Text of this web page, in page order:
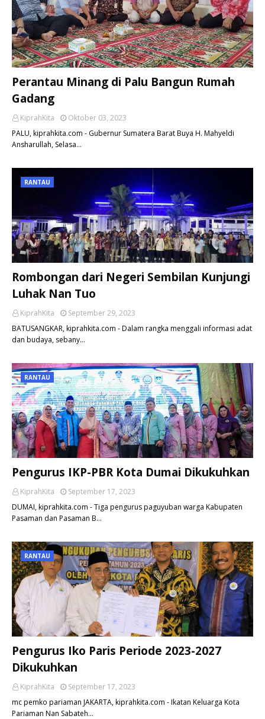
Perantau Minang di Palu Bangun Rumah
Gadang
KiprahKita
Oktober 03, 2023
PALU, kiprahkita.com - Gubernur Sumatera Barat Buya H. Mahyeldi
Ansharullah, Selasa…
RANTAU
Rombongan dari Negeri Sembilan Kunjungi
Luhak Nan Tuo
KiprahKita
September 29, 2023
BATUSANGKAR, kiprahkita.com - Dalam rangka menggali informasi adat
dan budaya, sebany…
RANTAU
Pengurus IKP-PBR Kota Dumai Dikukuhkan
KiprahKita
September 17, 2023
DUMAI, kiprahkita.com - Tiga pengurus paguyuban warga Kabupaten
Pasaman dan Pasaman B…
RANTAU
Pengurus Iko Paris Periode 2023-2027
Dikukuhkan
KiprahKita
September 17, 2023
mc pemko pariaman JAKARTA, kiprahkita.com - Ikatan Keluarga Kota
Pariaman Nan Sabateh…